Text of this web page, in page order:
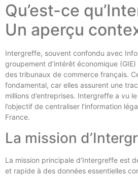
Qu’est-ce
Un aperçu
Intergreffe, souvent confondu avec
groupement d’intérêt économique
des tribunaux de commerce français.
fondamental, car elles assurent une
millions d’entreprises. Intergreffe a vu
l’objectif de centraliser l’information
France.
La mission
La mission principale d’Intergreffe est
et rapide à des données essentielles